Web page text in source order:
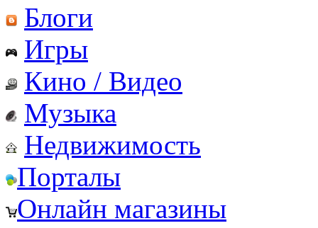
Блоги
Игры
Кино / Видео
Музыка
Недвижимость
Порталы
Онлайн магазины